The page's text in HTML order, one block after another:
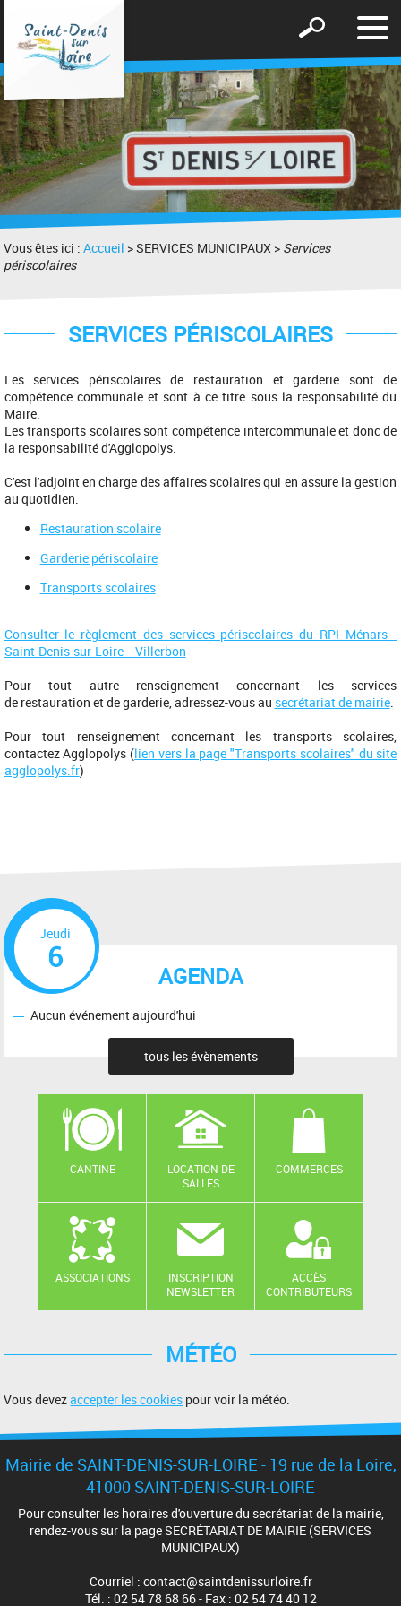
le
Afficher
formulaire
de
recherche
Vous êtes ici :Accueil > SERVICES MUNICIPAUX > Services
périscolaires
SERVICES PÉRISCOLAIRES
Les services périscolaires de restauration et garderie sont de
compétence communale et sont à ce titre sous la responsabilité du
Maire.
Les transports scolaires sont compétence intercommunale et donc de
la responsabilité d'Agglopolys.
C'est l'adjoint en charge des affaires scolaires qui en assure la gestion
au quotidien.
Restauration scolaire
Garderie périscolaire
Transports scolaires
Consulter le règlement des services périscolaires du RPI Ménars -
Saint-Denis-sur-Loire - Villerbon
Pour tout autre renseignement concernant les services
de restauration et de garderie, adressez-vous au secrétariat de mairie.
Pour tout renseignement concernant les transports scolaires,
contactez Agglopolys (lien vers la page "Transports scolaires" du site
agglopolys.fr)
AGENDA
Jeudi
6
Aucun événement aujourd'hui
tous les évènements
CANTINE
LOCATION DE
SALLES
COMMERCES
ASSOCIATIONS
INSCRIPTION
NEWSLETTER
ACCÈS
CONTRIBUTEURS
MÉTÉO
Vous devezaccepter les cookies pour voir la météo.
Mairie de SAINT-DENIS-SUR-LOIRE - 19 rue de la Loire,
41000 SAINT-DENIS-SUR-LOIRE
Pour consulter les horaires d'ouverture du secrétariat de la mairie,
rendez-vous sur la page SECRÉTARIAT DE MAIRIE (SERVICES
MUNICIPAUX)
Courriel : contact@saintdenissurloire.fr
Tél. : 02 54 78 68 66 - Fax : 02 54 74 40 12